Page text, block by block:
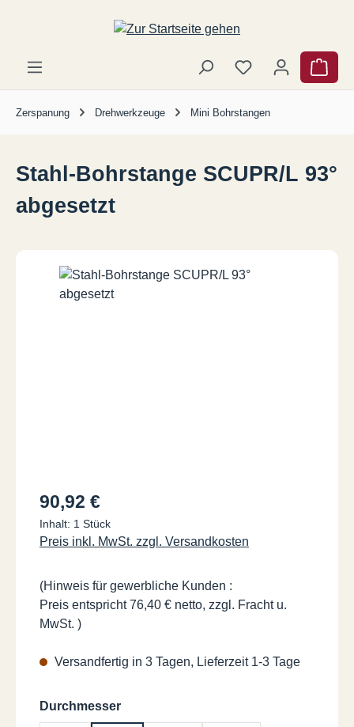
Zum Hauptinhalt springen
Zerspanung Drehwerkzeuge Mini Bohrstangen
Stahl-Bohrstange SCUPR/L 93°
abgesetzt
Regulärer Preis:
90,92 €
Inhalt: 1 Stück
Preis inkl. MwSt. zzgl. Versandkosten
(Hinweis für gewerbliche Kunden :
Preis entspricht 76,40 € netto, zzgl. Fracht u.
MwSt. )
Versandfertig in 3 Tagen, Lieferzeit 1-3 Tage
Durchmesserauswählen